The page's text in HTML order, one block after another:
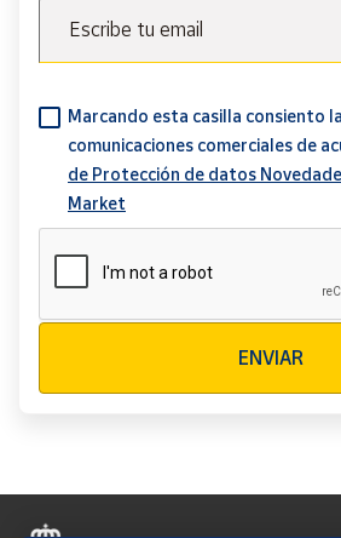
Escribe tu email
Marcando esta casilla consiento
comunicaciones comerciales de
de Protección de datos
Market
ENVIAR